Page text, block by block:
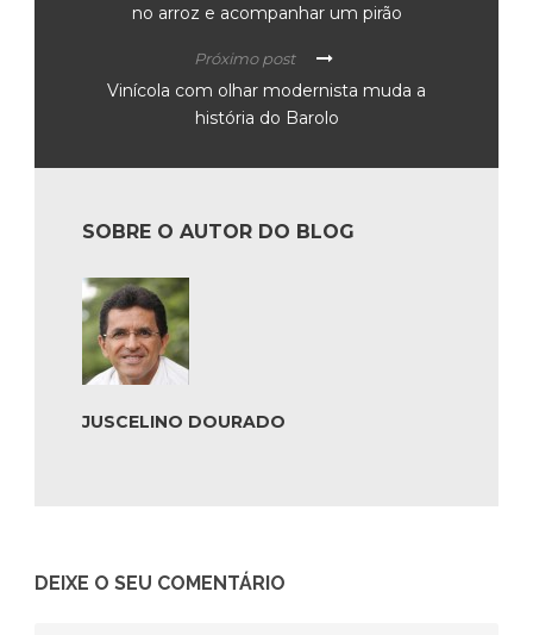
no arroz e acompanhar um pirão
Próximo post
Vinícola com olhar modernista muda a
história do Barolo
SOBRE O AUTOR DO BLOG
JUSCELINO DOURADO
DEIXE O SEU COMENTÁRIO